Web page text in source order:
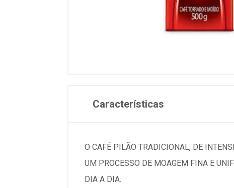
Características
O CAFÉ PILÃO TRADICIONAL, DE
UM PROCESSO DE MOAGEM FINA E
DIA A DIA.